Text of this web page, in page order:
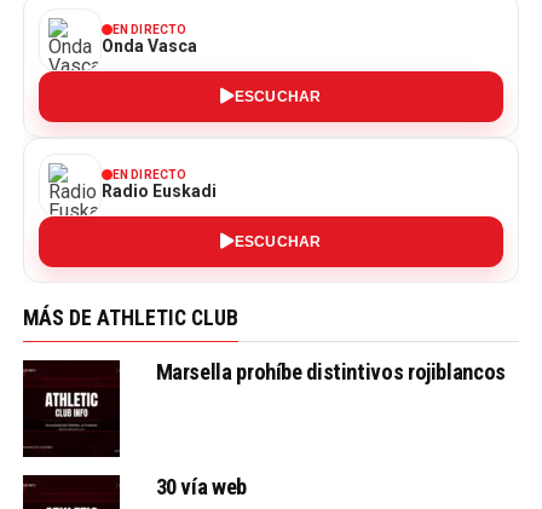
EN DIRECTO
Onda Vasca
ESCUCHAR
EN DIRECTO
Radio Euskadi
ESCUCHAR
MÁS DE ATHLETIC CLUB
Marsella prohíbe distintivos rojiblancos
30 vía web